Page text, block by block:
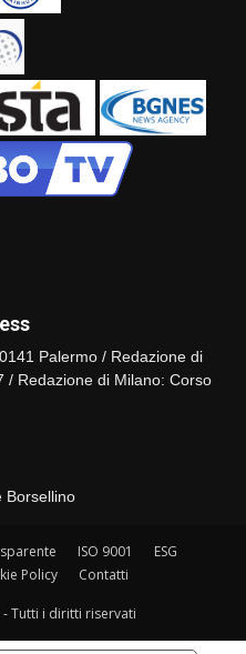
Palermo / Redazione di
/ Redazione di Milano: Corso
Borsellino
ISO 9001
ESG
Policy Contatti
Tutti i diritti riservati